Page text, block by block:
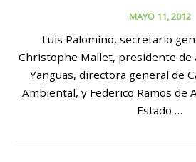
MAYO 11, 2012
Luis Palomino, secretario
Christophe Mallet, presidente de
Yanguas, directora general de
Ambiental, y Federico Ramos de
Estado …